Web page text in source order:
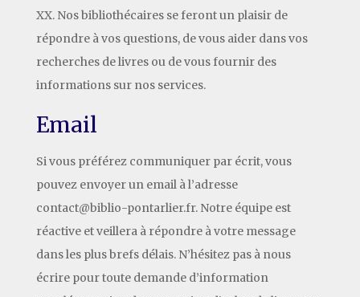
XX. Nos bibliothécaires se feront un plaisir de
répondre à vos questions, de vous aider dans vos
recherches de livres ou de vous fournir des
informations sur nos services.
Email
Si vous préférez communiquer par écrit, vous
pouvez envoyer un email à l’adresse
contact@biblio-pontarlier.fr. Notre équipe est
réactive et veillera à répondre à votre message
dans les plus brefs délais. N’hésitez pas à nous
écrire pour toute demande d’information